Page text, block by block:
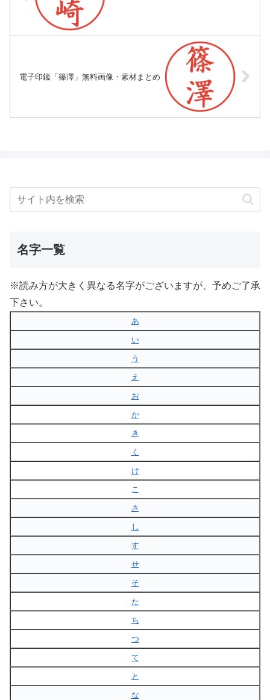
電子印鑑「篠澤」無料画像・素材まとめ
名字一覧
※読み方が大きく異なる名字がございますが、予めご了承
下さい。
あ
い
う
え
お
か
き
く
け
こ
さ
し
す
せ
そ
た
ち
つ
て
と
な